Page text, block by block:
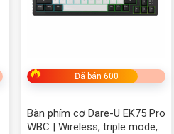
Đã bán 600
Bàn phím cơ Dare-U EK75 Pro
WBC | Wireless, triple mode,